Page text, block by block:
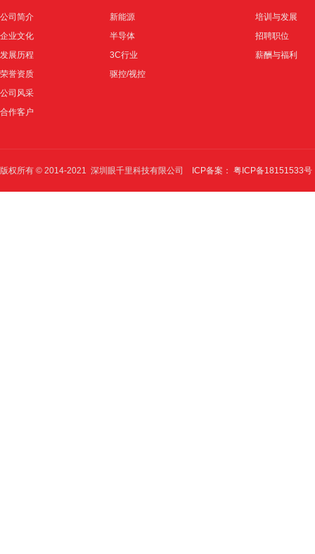
公司简介
企业文化
发展历程
荣誉资质
公司风采
合作客户
新能源
半导体
3C行业
驱控/视控
培训与发展
招聘职位
薪酬与福利
版权所有 © 2014-2021 深圳眼千里科技有限公司 ICP备案： 粤ICP备18151533号